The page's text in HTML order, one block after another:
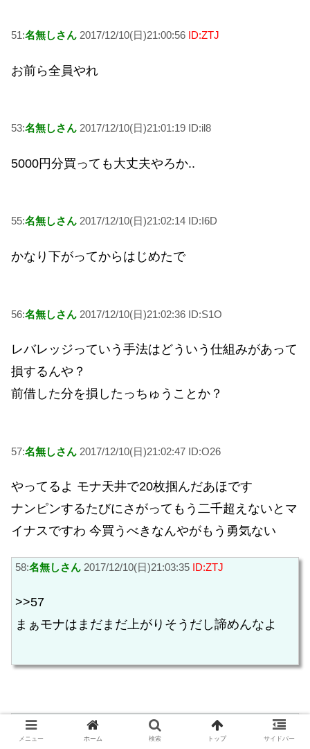
51:名無しさん 2017/12/10(日)21:00:56 ID:ZTJ
お前ら全員やれ
53:名無しさん 2017/12/10(日)21:01:19 ID:il8
5000円分買っても大丈夫やろか..
55:名無しさん 2017/12/10(日)21:02:14 ID:I6D
かなり下がってからはじめたで
56:名無しさん 2017/12/10(日)21:02:36 ID:S1O
レバレッジっていう手法はどういう仕組みがあって
損するんや？
前借した分を損したっちゅうことか？
57:名無しさん 2017/12/10(日)21:02:47 ID:O26
やってるよ モナ天井で20枚掴んだあほです
ナンピンするたびにさがってもう二千超えないとマ
イナスですわ 今買うべきなんやがもう勇気ない
58:名無しさん 2017/12/10(日)21:03:35 ID:ZTJ
>>57
まぁモナはまだまだ上がりそうだし諦めんなよ
60:名無しさん 2017/12/10(日)21:06:42 ID:O26
メニュー ホーム 検索 トップ サイドバー